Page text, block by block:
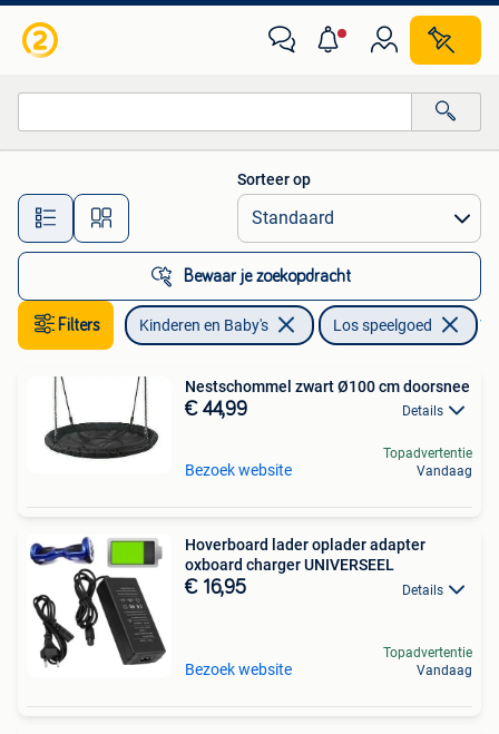
Alle afstanden…
Sorteer op
Bewaar je zoekopdracht
Filters Kinderen en Baby's Los speelgoed
Nestschommel zwart Ø100 cm doorsnee
€ 44,99 Details
Bezoek website
Topadvertentie
Vandaag
Hoverboard lader oplader adapter
oxboard charger UNIVERSEEL
€ 16,95 Details
Bezoek website
Topadvertentie
Vandaag